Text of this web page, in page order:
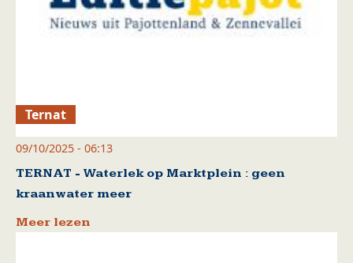
Ternat
09/10/2025 - 06:13
TERNAT - Waterlek op Marktplein : geen
kraanwater meer
Meer lezen